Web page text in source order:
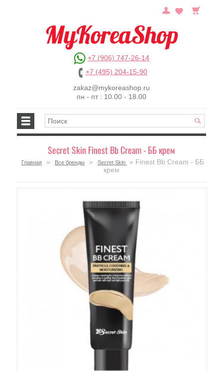
+7 (906) 747-26-14
+7 (495) 204-15-90
zakaz@mykoreashop.ru
пн - пт : 10.00 - 18.00
Secret Skin Finest Bb Cream - ББ крем
Главная » Все бренды » Secret Skin
» Finest Bb Cream - ББ
крем